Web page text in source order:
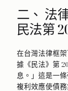
二、 法
民法第
在台灣法律框
據《民法》第
息。」這是一
複利效應使債